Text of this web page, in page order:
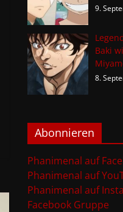
9.
Baki
8.
Abonnieren
Phanimenal auf
Phanimenal auf
Phanimenal auf
Facebook Gruppe